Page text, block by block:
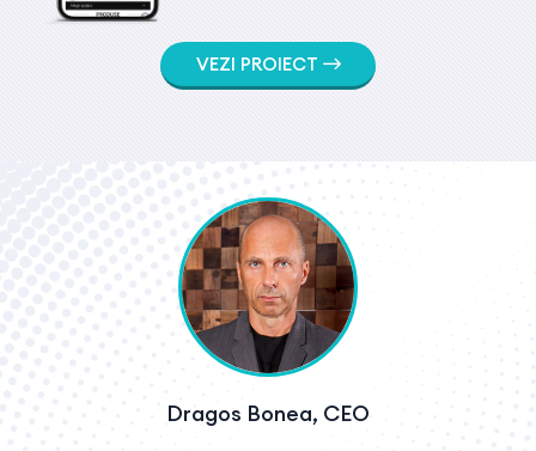
VEZI PROIECT
Dragos Bonea, CEO